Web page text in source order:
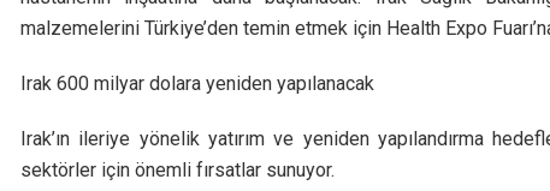
malzemelerini Türkiye’den temin etmek için Health Expo
Irak 600 milyar dolara yeniden yapılanacak
Irak’ın ileriye yönelik yatırım ve yeniden yapılandırma
sektörler için önemli fırsatlar sunuyor.